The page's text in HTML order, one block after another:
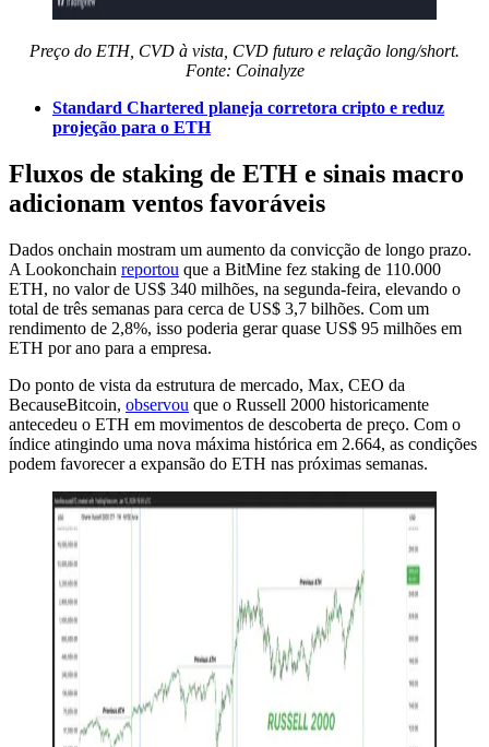
Preço do ETH, CVD à vista, CVD futuro e relação long/short.
Fonte: Coinalyze
Standard Chartered planeja corretora cripto e reduz
projeção para o ETH
Fluxos de staking de ETH e sinais macro
adicionam ventos favoráveis
Dados onchain mostram um aumento da convicção de longo prazo.
A Lookonchain reportou que a BitMine fez staking de 110.000
ETH, no valor de US$ 340 milhões, na segunda-feira, elevando o
total de três semanas para cerca de US$ 3,7 bilhões. Com um
rendimento de 2,8%, isso poderia gerar quase US$ 95 milhões em
ETH por ano para a empresa.
Do ponto de vista da estrutura de mercado, Max, CEO da
BecauseBitcoin, observou que o Russell 2000 historicamente
antecedeu o ETH em movimentos de descoberta de preço. Com o
índice atingindo uma nova máxima histórica em 2.664, as condições
podem favorecer a expansão do ETH nas próximas semanas.